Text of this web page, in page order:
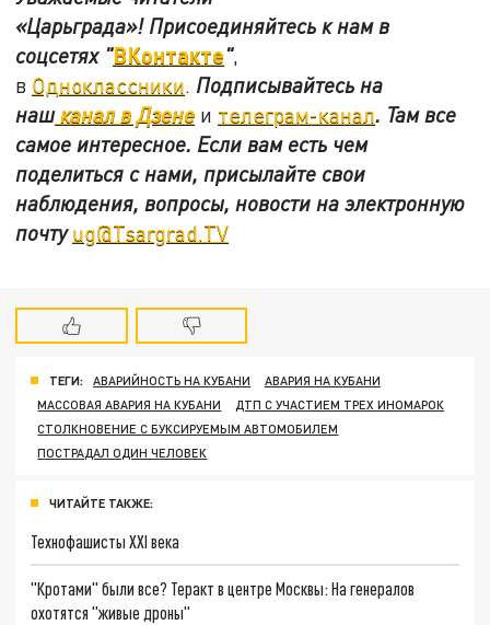
«Царьграда»! Присоединяйтесь к нам в
соцсетях "ВКонтакте",
в Одноклассники. Подписывайтесь на
нашканал в Дзене и телеграм-канал. Там все
самое интересное. Если вам есть чем
поделиться с нами, присылайте свои
наблюдения, вопросы, новости на электронную
почтуug@Tsargrad.TV
ТЕГИ: АВАРИЙНОСТЬ НА КУБАНИ
АВАРИЯ НА КУБАНИ
МАССОВАЯ АВАРИЯ НА КУБАНИ
ДТП С УЧАСТИЕМ ТРЕХ ИНОМАРОК
СТОЛКНОВЕНИЕ С БУКСИРУЕМЫМ АВТОМОБИЛЕМ
ПОСТРАДАЛ ОДИН ЧЕЛОВЕК
ЧИТАЙТЕ ТАКЖЕ:
Технофашисты XXI века
"Кротами" были все? Теракт в центре Москвы: На генералов
охотятся "живые дроны"